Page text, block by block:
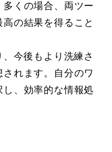
くの場合、両ツー
の結果を得ること
今後もより洗練さ
れます。自分のワ
、効率的な情報処